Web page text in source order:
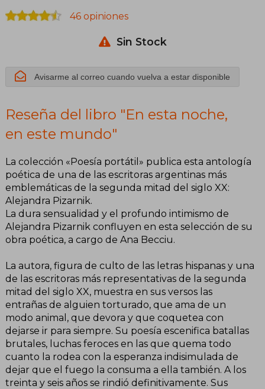
46 opiniones
Sin Stock
Avisarme al correo cuando vuelva a estar disponible
Reseña del libro "En esta noche,
en este mundo"
La colección «Poesía portátil» publica esta antología
poética de una de las escritoras argentinas más
emblemáticas de la segunda mitad del siglo XX:
Alejandra Pizarnik.
La dura sensualidad y el profundo intimismo de
Alejandra Pizarnik confluyen en esta selección de su
obra poética, a cargo de Ana Becciu.
La autora, figura de culto de las letras hispanas y una
de las escritoras más representativas de la segunda
mitad del siglo XX, muestra en sus versos las
entrañas de alguien torturado, que ama de un
modo animal, que devora y que coquetea con
dejarse ir para siempre. Su poesía escenifica batallas
brutales, luchas feroces en las que quema todo
cuanto la rodea con la esperanza indisimulada de
dejar que el fuego la consuma a ella también. A los
treinta y seis años se rindió definitivamente. Sus